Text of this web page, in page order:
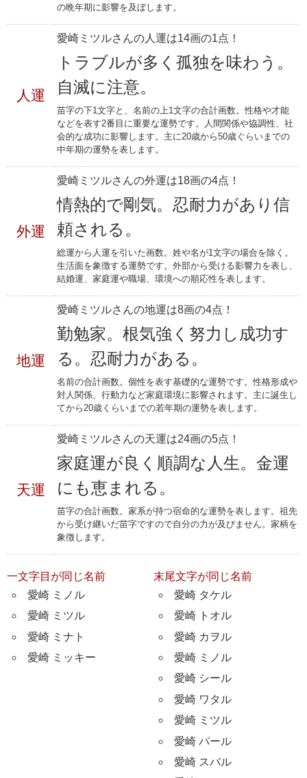
の晩年期に影響を及ぼします。
人運
愛崎ミツルさんの人運は14画の1点！
トラブルが多く孤独を味わう。
自滅に注意。
苗字の下1文字と、名前の上1文字の合計画数。性格や才能
などを表す2番目に重要な運勢です。人間関係や協調性、社
会的な成功に影響します。主に20歳から50歳ぐらいまでの
中年期の運勢を表します。
外運
愛崎ミツルさんの外運は18画の4点！
情熱的で剛気。忍耐力があり信
頼される。
総運から人運を引いた画数。姓や名が1文字の場合を除く。
生活面を象徴する運勢です。外部から受ける影響力を表し、
結婚運、家庭運や職場、環境への順応性を表します。
地運
愛崎ミツルさんの地運は8画の4点！
勤勉家。根気強く努力し成功す
る。忍耐力がある。
名前の合計画数。個性を表す基礎的な運勢です。性格形成や
対人関係、行動力など家庭環境に影響されます。主に誕生し
てから20歳くらいまでの若年期の運勢を表します。
天運
愛崎ミツルさんの天運は24画の5点！
家庭運が良く順調な人生。金運
にも恵まれる。
苗字の合計画数。家系が持つ宿命的な運勢を表します。祖先
から受け継いだ苗字ですので自分の力が及びません。家柄を
象徴します。
一文字目が同じ名前
愛崎 ミノル
愛崎 ミツル
愛崎 ミナト
愛崎 ミッキー
末尾文字が同じ名前
愛崎 タケル
愛崎 トオル
愛崎 カヲル
愛崎 ミノル
愛崎 シール
愛崎 ワタル
愛崎 ミツル
愛崎 パール
愛崎 スバル